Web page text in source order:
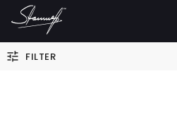
FILTER